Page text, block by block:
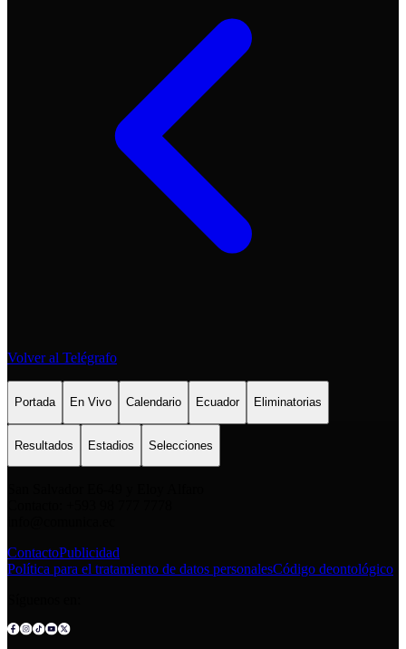
Volver al Telégrafo
Portada En Vivo Calendario Ecuador Eliminatorias
Resultados Estadios Selecciones
ContactoPublicidad
Política para el tratamiento de datos personalesCódigo deontológico